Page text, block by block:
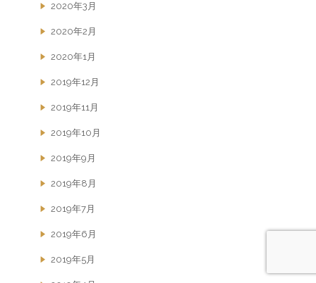
2020年3月
2020年2月
2020年1月
2019年12月
2019年11月
2019年10月
2019年9月
2019年8月
2019年7月
2019年6月
2019年5月